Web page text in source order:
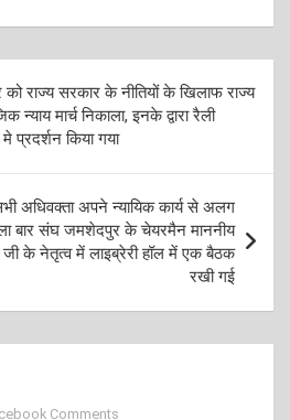
को राज्य सरकार के नीतियों के खिलाफ राज्य
न्याय मार्च निकाला, इनके द्वारा रैली
प्रदर्शन किया गया
अधिवक्ता अपने न्यायिक कार्य से अलग
बार संघ जमशेदपुर के चेयरमैन माननीय
के नेतृत्व में लाइब्रेरी हॉल में एक बैठक
रखी गई
Comments